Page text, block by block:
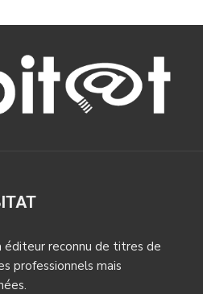
éditeur reconnu de titres de
professionnels mais